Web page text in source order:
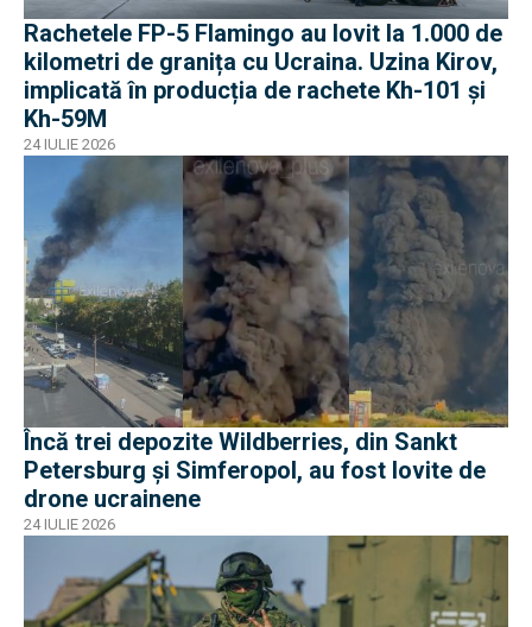
Rachetele FP-5 Flamingo au lovit la 1.000 de
kilometri de granița cu Ucraina. Uzina Kirov,
implicată în producția de rachete Kh-101 și
Kh-59M
24 IULIE 2026
Încă trei depozite Wildberries, din Sankt
Petersburg și Simferopol, au fost lovite de
drone ucrainene
24 IULIE 2026